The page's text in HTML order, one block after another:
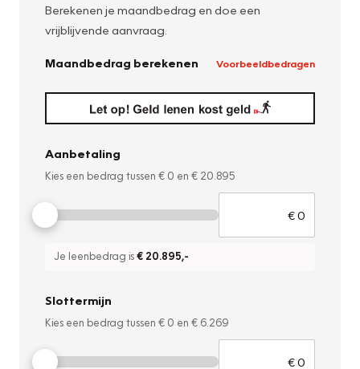
Berekenen je maandbedrag en doe een
vrijblijvende aanvraag.
Maandbedrag berekenen Voorbeeldbedragen
Aanbetaling
Kies een bedrag tussen € 0 en € 20.895
Je leenbedrag is€ 20.895,-
Slottermijn
Kies een bedrag tussen € 0 en € 6.269